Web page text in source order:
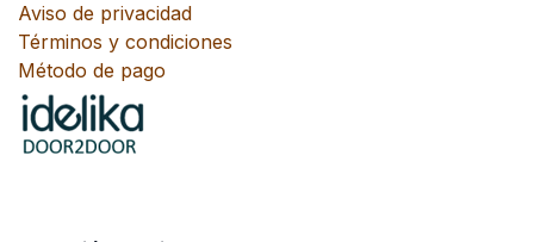
Aviso de privacidad
Términos y condiciones
Método de pago